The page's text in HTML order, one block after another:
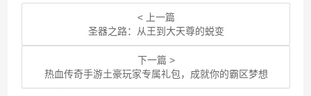
< 上一篇
圣器之路：从王到大天尊的蜕变
下一篇 >
热血传奇手游土豪玩家专属礼包，成就你的霸区梦想